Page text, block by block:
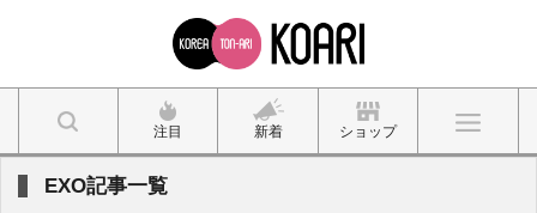
注目 新着 ショップ
EXO記事一覧